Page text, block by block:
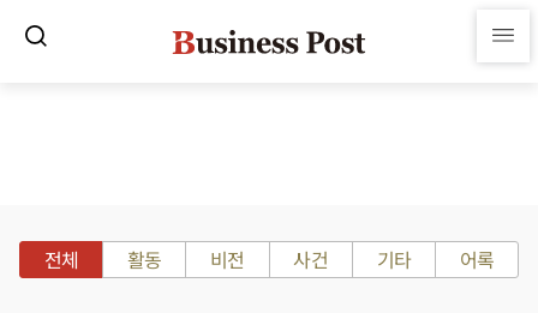
전체 활동 비전 사건 기타 어록